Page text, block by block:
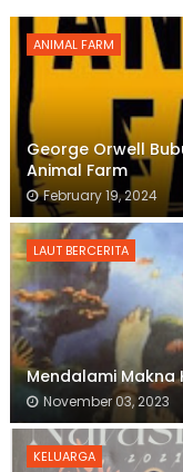
ANIMAL FARM
George Orwell
Animal Farm
February 19, 2024
LAUT BERCERITA
Mendalami Makna
November 03, 2023
KELUARGA